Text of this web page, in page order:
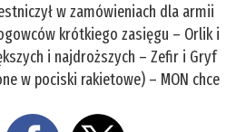
w zamówieniach dla armii
krótkiego zasięgu – Orlik i
i najdroższych – Zefir i Gryf
w pociski rakietowe) – MON chce